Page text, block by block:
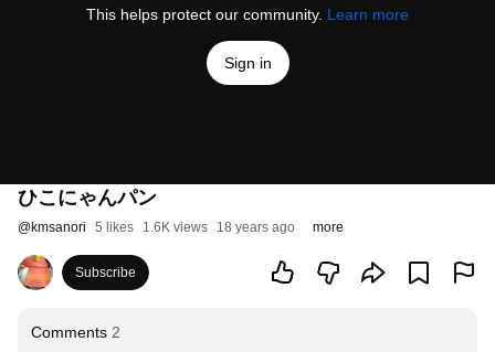
This helps protect our community. Learn more
Sign in
ひこにゃんパン
@kmsanori 5 likes 1.6K views 18 years ago more
Subscribe
Comments 2